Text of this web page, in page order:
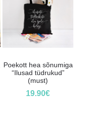
Poekott hea sõnumiga
“Ilusad tüdrukud”
(must)
19.90€